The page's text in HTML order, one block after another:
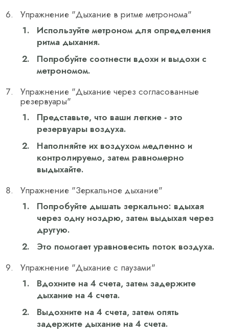
Упражнение "Дыхание в ритме метронома"
Используйте метроном для определения
ритма дыхания.
Попробуйте соотнести вдохи и выдохи с
метрономом.
Упражнение "Дыхание через согласованные
резервуары"
Представьте, что ваши легкие - это
резервуары воздуха.
Наполняйте их воздухом медленно и
контролируемо, затем равномерно
выдыхайте.
Упражнение "Зеркальное дыхание"
Попробуйте дышать зеркально: вдыхая
через одну ноздрю, затем выдыхая через
другую.
Это помогает уравновесить поток воздуха.
Упражнение "Дыхание с паузами"
Вдохните на 4 счета, затем задержите
дыхание на 4 счета.
Выдохните на 4 счета, затем опять
задержите дыхание на 4 счета.